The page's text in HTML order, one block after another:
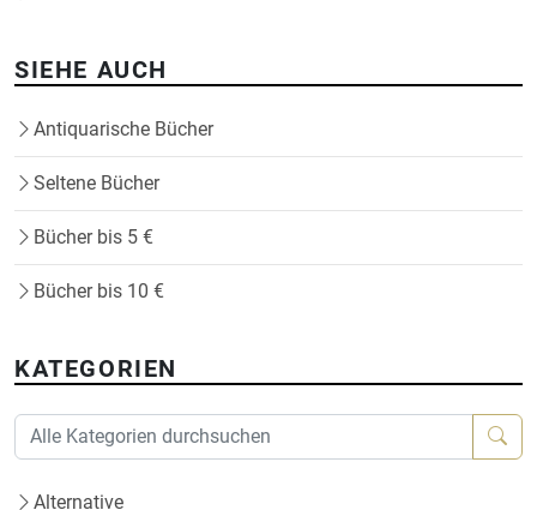
SIEHE AUCH
Antiquarische Bücher
Seltene Bücher
Bücher bis 5 €
Bücher bis 10 €
KATEGORIEN
Alternative